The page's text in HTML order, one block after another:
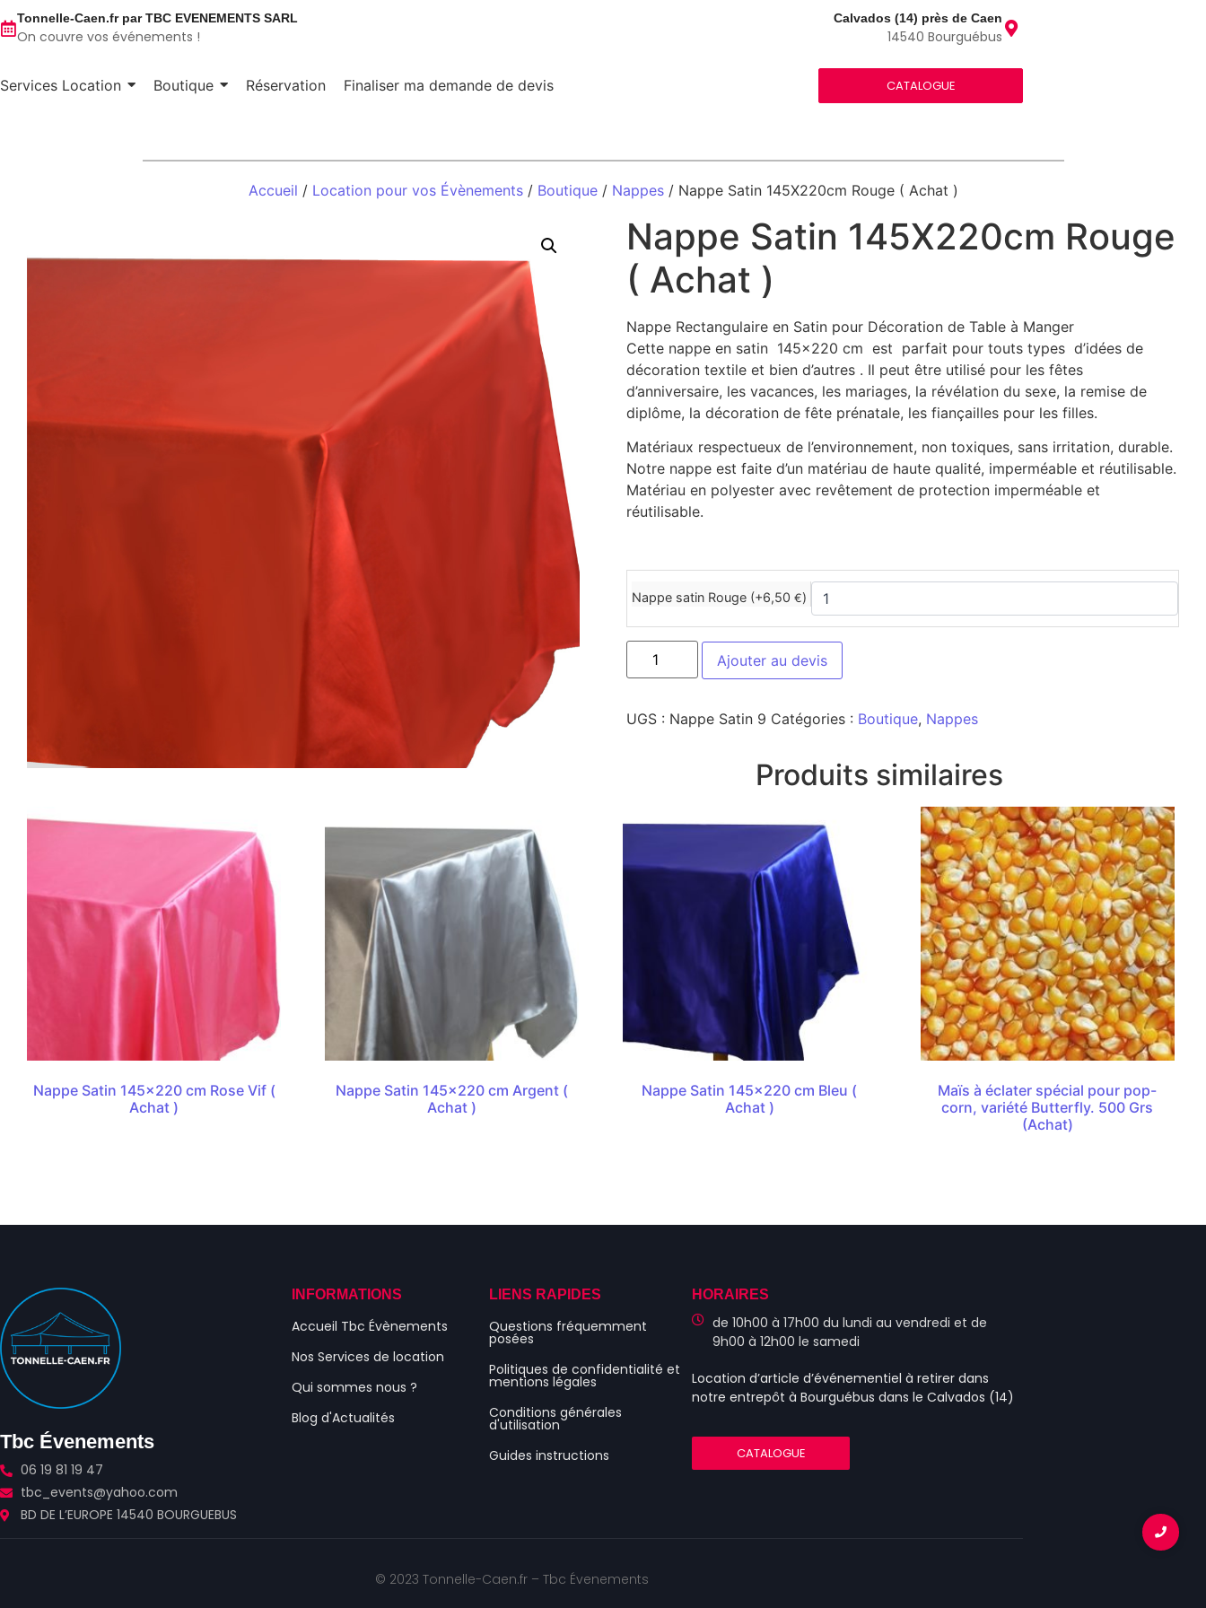
Tonnelle-Caen.fr par TBC EVENEMENTS SARL
On couvre vos événements !
Calvados (14) près de Caen
14540 Bourguébus
Services Location Boutique Réservation Finaliser ma demande de devis CATALOGUE
Accueil / Location pour vos Évènements/ Boutique/ Nappes/ Nappe Satin 145X220cm Rouge ( Achat )
Nappe Satin 145X220cm Rouge
( Achat )
Nappe Rectangulaire en Satin pour Décoration de Table à Manger
Cette nappe en satin 145×220 cm est parfait pour touts types d’idées de
décoration textile et bien d’autres . Il peut être utilisé pour les fêtes
d’anniversaire, les vacances, les mariages, la révélation du sexe, la remise de
diplôme, la décoration de fête prénatale, les fiançailles pour les filles.
Matériaux respectueux de l’environnement, non toxiques, sans irritation, durable.
Notre nappe est faite d’un matériau de haute qualité, imperméable et réutilisable.
Matériau en polyester avec revêtement de protection imperméable et
réutilisable.
Nappe satin Rouge (+6,50 €)
Ajouter au devis
UGS : Nappe Satin 9 Catégories : Boutique, Nappes
Produits similaires
Nappe Satin 145×220 cm Rose Vif (
Achat )
Nappe Satin 145×220 cm Argent (
Achat )
Nappe Satin 145×220 cm Bleu (
Achat )
Maïs à éclater spécial pour pop-
corn, variété Butterfly. 500 Grs
(Achat)
Tbc Évenements
06 19 81 19 47
tbc_events@yahoo.com
BD DE L’EUROPE 14540 BOURGUEBUS
INFORMATIONS
Accueil Tbc Évènements
Nos Services de location
Qui sommes nous ?
Blog d'Actualités
LIENS RAPIDES
Questions fréquemment
posées
Politiques de confidentialité et
mentions légales
Conditions générales
d'utilisation
Guides instructions
HORAIRES
de 10h00 à 17h00 du lundi au vendredi et de
9h00 à 12h00 le samedi
Location d’article d’événementiel à retirer dans
notre entrepôt à Bourguébus dans le Calvados (14)
CATALOGUE
© 2023 Tonnelle-Caen.fr – Tbc Évenements